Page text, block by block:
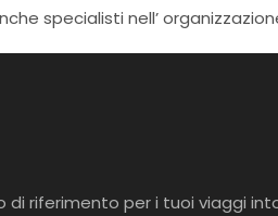
specialisti nell’
di riferimento per i tuoi viaggi